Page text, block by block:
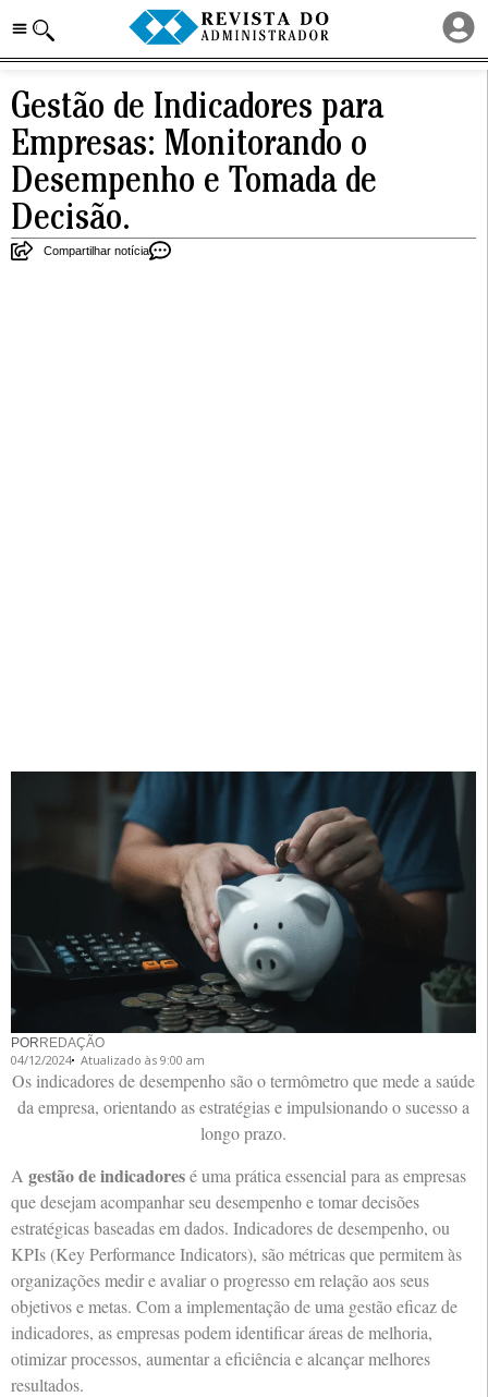
Gestão de Indicadores para
Empresas: Monitorando o
Desempenho e Tomada de
Decisão.
Compartilhar notícia
POR REDAÇÃO
04/12/2024 Atualizado às 9:00 am
Os indicadores de desempenho são o termômetro que mede a saúde
da empresa, orientando as estratégias e impulsionando o sucesso a
longo prazo.
A gestão de indicadoresé uma prática essencial para as empresas
que desejam acompanhar seu desempenho e tomar decisões
estratégicas baseadas em dados. Indicadores de desempenho, ou
KPIs (Key Performance Indicators), são métricas que permitem às
organizações medir e avaliar o progresso em relação aos seus
objetivos e metas. Com a implementação de uma gestão eficaz de
indicadores, as empresas podem identificar áreas de melhoria,
otimizar processos, aumentar a eficiência e alcançar melhores
resultados.